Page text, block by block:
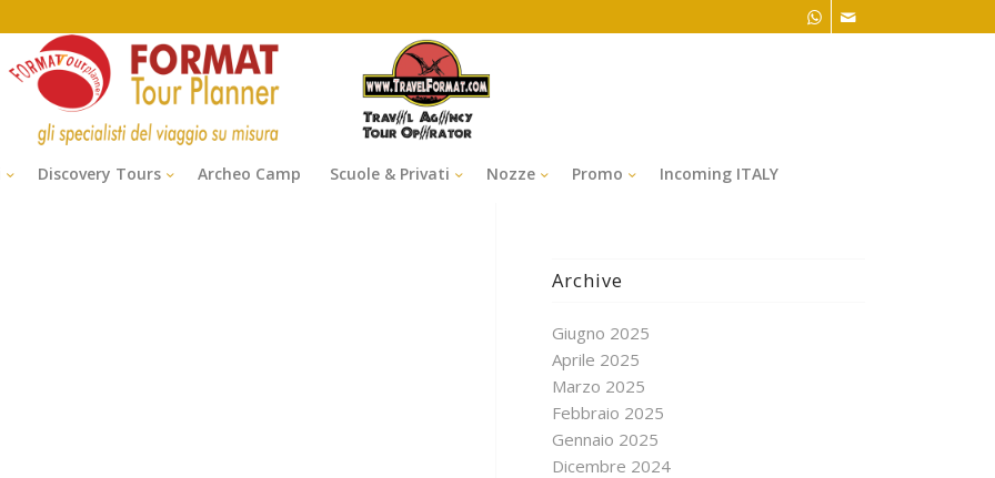
Discovery Tours Archeo Camp Scuole & Privati Nozze Promo Incoming ITALY
Archive
Giugno 2025
Aprile 2025
Marzo 2025
Febbraio 2025
Gennaio 2025
Dicembre 2024